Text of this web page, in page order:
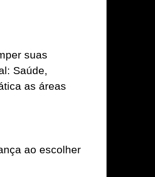
suas
Saúde,
as áreas
ao escolher